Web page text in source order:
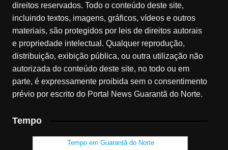
direitos reservados. Todo o conteúdo deste site,
incluindo textos, imagens, gráficos, vídeos e outros
materiais, são protegidos por leis de direitos autorais
e propriedade intelectual. Qualquer reprodução,
distribuição, exibição pública, ou outra utilização não
autorizada do conteúdo deste site, no todo ou em
parte, é expressamente proibida sem o consentimento
prévio por escrito do Portal News Guarantã do Norte.
Tempo